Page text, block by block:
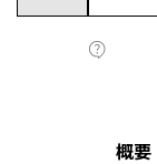
概要